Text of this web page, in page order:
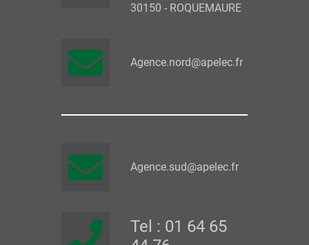
30150 - ROQUEMAURE
Agence.nord@apelec.fr
Agence.sud@apelec.fr
Tel : 01 64 65